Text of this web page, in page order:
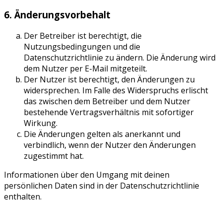
6. Änderungsvorbehalt
Der Betreiber ist berechtigt, die
Nutzungsbedingungen und die
Datenschutzrichtlinie zu ändern. Die Änderung wird
dem Nutzer per E-Mail mitgeteilt.
Der Nutzer ist berechtigt, den Änderungen zu
widersprechen. Im Falle des Widerspruchs erlischt
das zwischen dem Betreiber und dem Nutzer
bestehende Vertragsverhältnis mit sofortiger
Wirkung.
Die Änderungen gelten als anerkannt und
verbindlich, wenn der Nutzer den Änderungen
zugestimmt hat.
Informationen über den Umgang mit deinen
persönlichen Daten sind in der Datenschutzrichtlinie
enthalten.